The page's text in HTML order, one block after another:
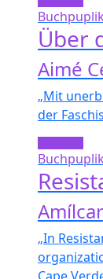
Über
Aimé
„Mit
der
„In